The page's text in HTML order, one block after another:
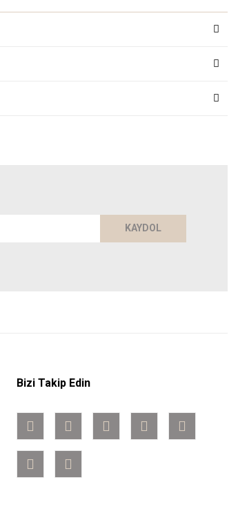
KAYDOL
Bizi Takip Edin